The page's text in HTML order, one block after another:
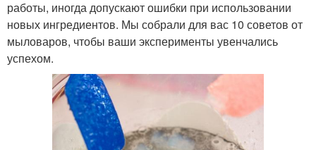
работы, иногда допускают ошибки при использовании
новых ингредиентов. Мы собрали для вас 10 советов от
мыловаров, чтобы ваши эксперименты увенчались
успехом.